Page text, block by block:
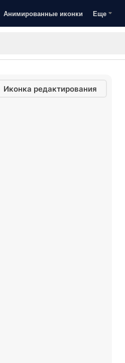
Анимированные иконки Еще
Иконка редактирования